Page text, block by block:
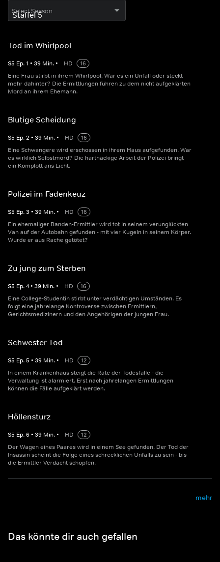
Select Season
Tod im Whirlpool
S5 Ep.1 • 39 Min. • HD
16
Eine Frau stirbt in ihrem Whirlpool. War es ein Unfall oder steckt
mehr dahinter? Die Ermittlungen führen zu dem nicht aufgeklärten
Mord an ihrem Ehemann.
Blutige Scheidung
S5 Ep.2 • 39 Min. • HD
16
Eine Schwangere wird erschossen in ihrem Haus aufgefunden. War
es wirklich Selbstmord? Die hartnäckige Arbeit der Polizei bringt
ein Komplott ans Licht.
Polizei im Fadenkeuz
S5 Ep.3 • 39 Min. • HD
16
Ein ehemaliger Banden-Ermittler wird tot in seinem verunglückten
Van auf der Autobahn gefunden - mit vier Kugeln in seinem Körper.
Wurde er aus Rache getötet?
Zu jung zum Sterben
S5 Ep.4 • 39 Min. • HD
16
Eine College-Studentin stirbt unter verdächtigen Umständen. Es
folgt eine jahrelange Kontroverse zwischen Ermittlern,
Gerichtsmedizinern und den Angehörigen der jungen Frau.
Schwester Tod
S5 Ep.5 • 39 Min. • HD
12
In einem Krankenhaus steigt die Rate der Todesfälle - die
Verwaltung ist alarmiert. Erst nach jahrelangen Ermittlungen
können die Fälle aufgeklärt werden.
Höllensturz
S5 Ep.6 • 39 Min. • HD
12
Der Wagen eines Paares wird in einem See gefunden. Der Tod der
Insassin scheint die Folge eines schrecklichen Unfalls zu sein - bis
die Ermittler Verdacht schöpfen.
mehr
Das könnte dir auch gefallen